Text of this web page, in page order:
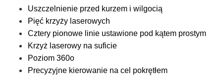
Uszczelnienie przed kurzem i wilgocią
Pięć krzyży laserowych
Cztery pionowe linie ustawione pod kątem prostym
Krzyż laserowy na suficie
Poziom 360o
Precyzyjne kierowanie na cel pokrętłem